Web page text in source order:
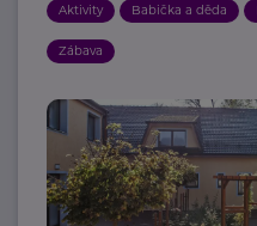
Aktivity Babička a děda
Zábava